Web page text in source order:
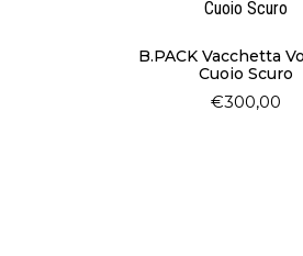
B.PACK Vacchetta
Cuoio Scuro
€300,00